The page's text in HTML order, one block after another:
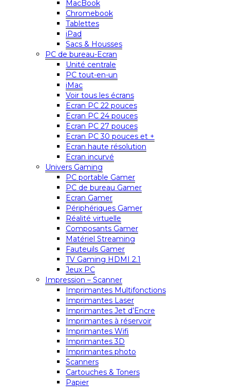
MacBook
Chromebook
Tablettes
iPad
Sacs & Housses
PC de bureau-Ecran
Unité centrale
PC tout-en-un
iMac
Voir tous les écrans
Ecran PC 22 pouces
Ecran PC 24 pouces
Ecran PC 27 pouces
Ecran PC 30 pouces et +
Ecran haute résolution
Ecran incurvé
Univers Gaming
PC portable Gamer
PC de bureau Gamer
Ecran Gamer
Périphériques Gamer
Réalité virtuelle
Composants Gamer
Matériel Streaming
Fauteuils Gamer
TV Gaming HDMI 2.1
Jeux PC
Impression – Scanner
Imprimantes Multifonctions
Imprimantes Laser
Imprimantes Jet d’Encre
Imprimantes à réservoir
Imprimantes Wifi
Imprimantes 3D
Imprimantes photo
Scanners
Cartouches & Toners
Papier